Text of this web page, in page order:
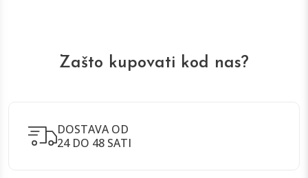
Zašto kupovati kod nas?
DOSTAVA OD
24 DO 48 SATI